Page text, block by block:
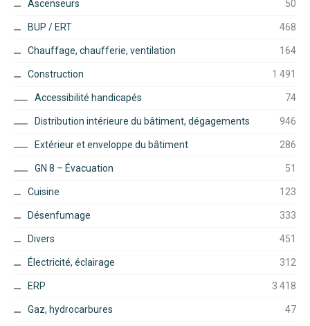
Ascenseurs 50
BUP / ERT 468
Chauffage, chaufferie, ventilation 164
Construction 1 491
Accessibilité handicapés 74
Distribution intérieure du bâtiment, dégagements 946
Extérieur et enveloppe du bâtiment 286
GN 8 – Évacuation 51
Cuisine 123
Désenfumage 333
Divers 451
Électricité, éclairage 312
ERP 3 418
Gaz, hydrocarbures 47